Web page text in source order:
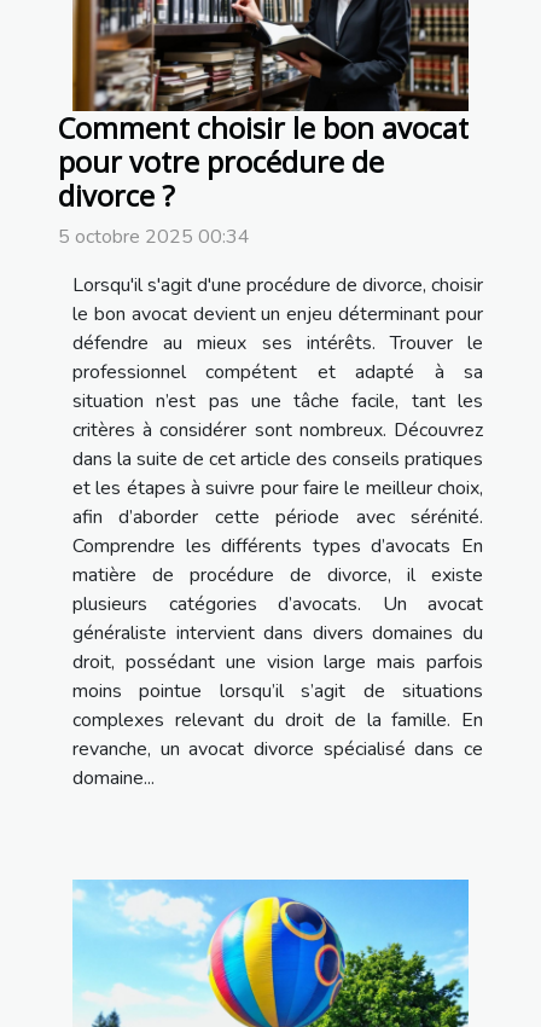
Comment choisir le bon avocat
pour votre procédure de
divorce ?
5 octobre 2025 00:34
Lorsqu'il s'agit d'une procédure de divorce, choisir
le bon avocat devient un enjeu déterminant pour
défendre au mieux ses intérêts. Trouver le
professionnel compétent et adapté à sa
situation n’est pas une tâche facile, tant les
critères à considérer sont nombreux. Découvrez
dans la suite de cet article des conseils pratiques
et les étapes à suivre pour faire le meilleur choix,
afin d’aborder cette période avec sérénité.
Comprendre les différents types d’avocats En
matière de procédure de divorce, il existe
plusieurs catégories d’avocats. Un avocat
généraliste intervient dans divers domaines du
droit, possédant une vision large mais parfois
moins pointue lorsqu’il s’agit de situations
complexes relevant du droit de la famille. En
revanche, un avocat divorce spécialisé dans ce
domaine...